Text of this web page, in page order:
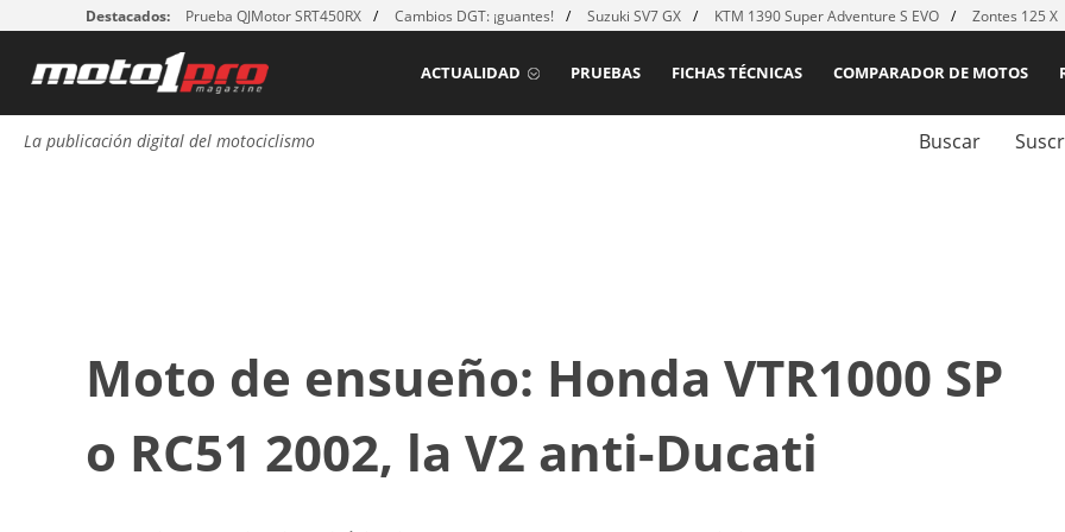
Destacados: Prueba QJMotor SRT450RX Cambios DGT: ¡guantes! Suzuki SV7 GX KTM 1390 Super Adventure S EVO Zontes 125 X
COMPARADOR DE MOTOS
FICHAS TÉCNICAS
PRUEBAS
ACTUALIDAD
La publicación digital del motociclismo Buscar
Moto de ensueño: Honda VTR1000 SP
o RC51 2002, la V2 anti-Ducati